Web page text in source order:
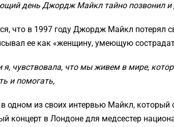
день Джордж Майкл тайно позвонил и
что в 1997 году Джордж Майкл потерял
ее как «женщину, умеющую
я, чувствовала, что мы живем в мире,
и помогать,
одном из своих интервью Майкл, который
концерт в Лондоне для медсестер